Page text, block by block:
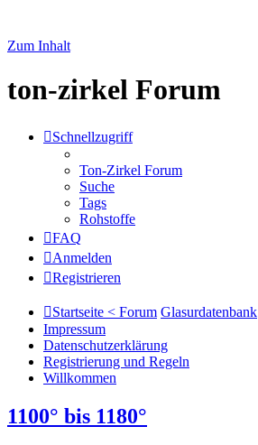
Zum Inhalt
ton-zirkel Forum
Schnellzugriff
Ton-Zirkel Forum
Suche
Tags
Rohstoffe
FAQ
Anmelden
Registrieren
Startseite < Forum Glasurdatenbank
Impressum
Datenschutzerklärung
Registrierung und Regeln
Willkommen
1100° bis 1180°